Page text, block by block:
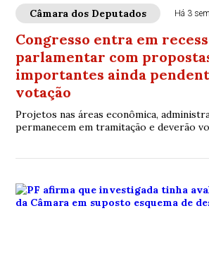
Câmara dos Deputados Há 3
Congresso entra em
parlamentar com
importantes ainda
votação
Projetos nas áreas econômica,
permanecem em tramitação e deverão